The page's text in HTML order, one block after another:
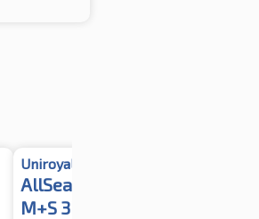
Uniroyal
AllSeasonExpert FR XL
M+S 3PMSF TL EVC